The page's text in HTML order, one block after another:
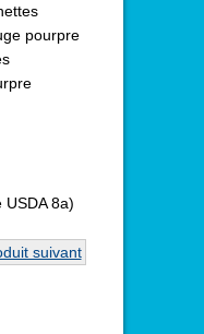
pourpre
USDA 8a)
suivant